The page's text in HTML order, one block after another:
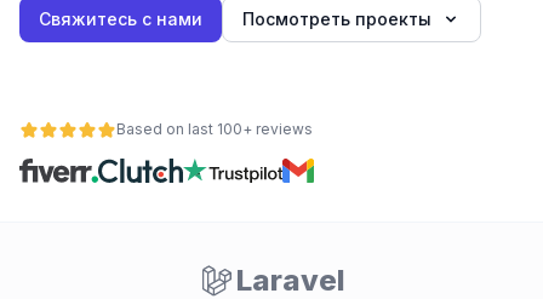
Свяжитесь с нами Посмотреть проекты
Based on last 100+ reviews
Laravel